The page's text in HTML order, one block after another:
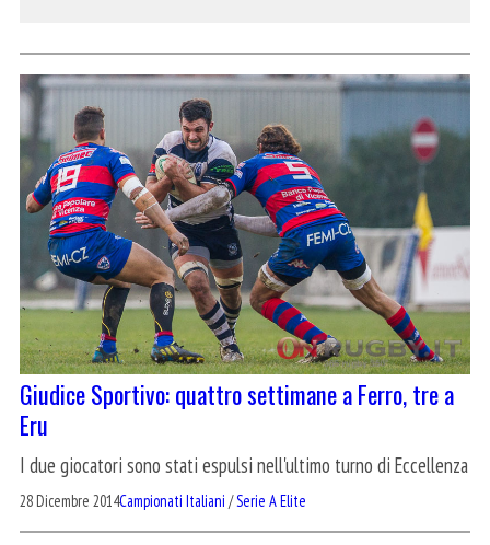
Giudice Sportivo: quattro settimane a Ferro, tre a
Eru
I due giocatori sono stati espulsi nell'ultimo turno di Eccellenza
28 Dicembre 2014Campionati Italiani /Serie A Elite